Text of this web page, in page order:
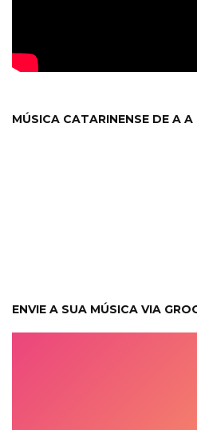
MÚSICA CATARINENSE DE A A
ENVIE A SUA MÚSICA VIA